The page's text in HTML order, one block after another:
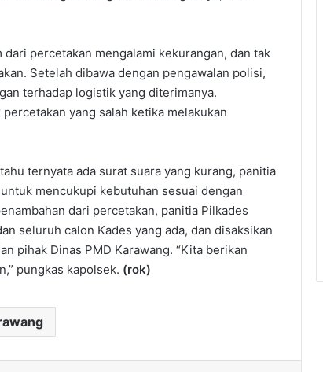
percetakan mengalami kekurangan, dan tak
Setelah dibawa dengan pengawalan polisi,
terhadap logistik yang diterimanya.
yang salah ketika melakukan
ternyata ada surat suara yang kurang, panitia
mencukupi kebutuhan sesuai dengan
dari percetakan, panitia Pilkades
seluruh calon Kades yang ada, dan disaksikan
pihak Dinas PMD Karawang. “Kita berikan
pungkas kapolsek. (rok)